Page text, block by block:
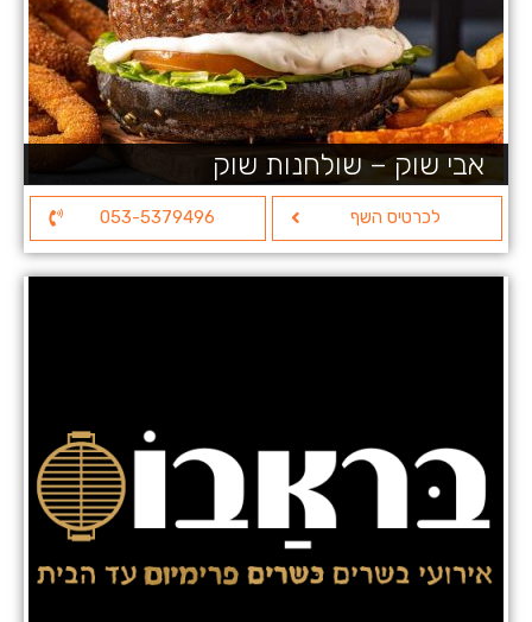
אבי שוק – שולחנות שוק
לכרטיס השף 053-5379496